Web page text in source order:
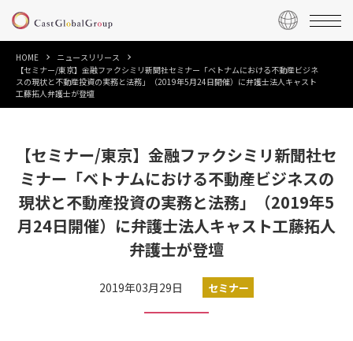
HOME
ニュースリリース
【セミナー/東京】金融ファクシミリ新聞社セミナー「ベトナムにおける不動産ビジネ
スの現状と不動産投資の実務と法務」（2019年5月24日開催）に弁護士法人キャスト
工藤拓人弁護士が登壇
【セミナー/東京】金融ファクシミリ新聞社セ
ミナー「ベトナムにおける不動産ビジネスの
現状と不動産投資の実務と法務」（2019年5
月24日開催）に弁護士法人キャスト工藤拓人
弁護士が登壇
2019年03月29日 セミナー